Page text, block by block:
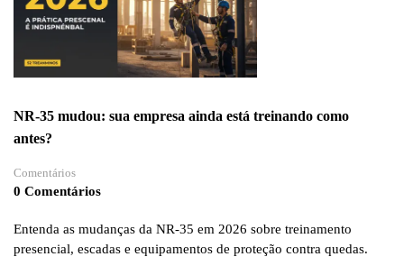
PRÁTICA
PRESENCIAL
É
INDISPENSÁVEL
NR-35 mudou: sua empresa ainda está treinando como
antes?
Comentários
0 Comentários
Entenda as mudanças da NR-35 em 2026 sobre treinamento
presencial, escadas e equipamentos de proteção contra quedas.